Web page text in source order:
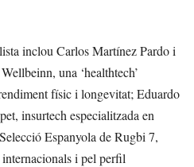
inclou Carlos Martínez Pardo i
una ‘healthtech’
físic i longevitat; Eduardo
insurtech especialitzada en
Espanyola de Rugbi 7,
internacionals i pel perfil